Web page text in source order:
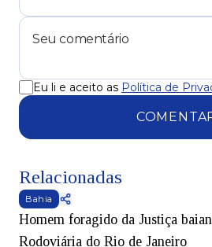
Eu li e aceito as Política de
Relacionadas
Bahia
Homem foragido da Justiça
Rodoviária do Rio de Janeiro